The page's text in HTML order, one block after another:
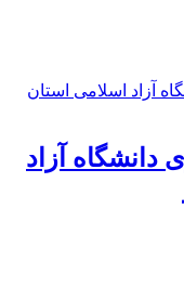
آزاد